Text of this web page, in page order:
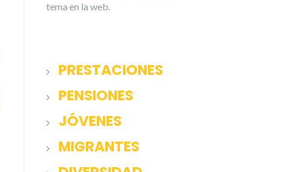
tema en la web.
PRESTACIONES
PENSIONES
JÓVENES
MIGRANTES